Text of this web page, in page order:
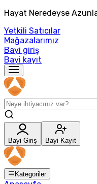
Hayat Neredeyse
Yetkili Satıcılar
Mağazalarımız
Bayi giriş
Bayi kayıt
Bayi Giriş Bayi Kayıt
Kategoriler